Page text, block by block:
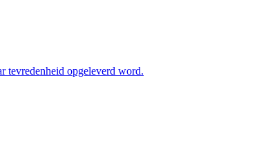
tevredenheid opgeleverd word.